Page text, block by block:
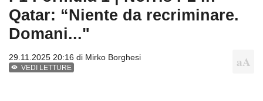
Qatar: “Niente da recriminare.
Domani..."
29.11.2025 20:16 di Mirko Borghesi
VEDI LETTURE